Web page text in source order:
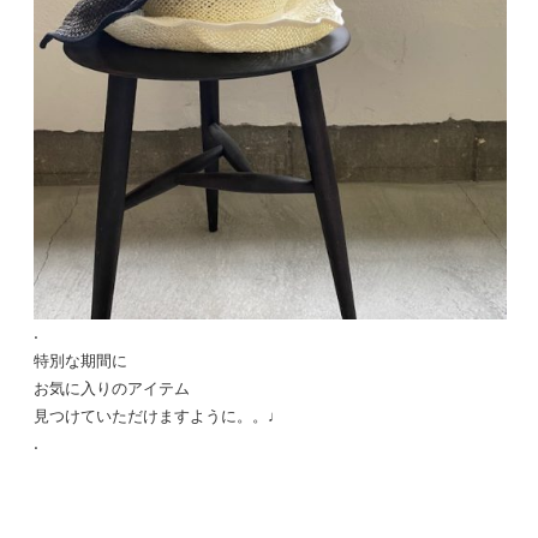
.
特別な期間に
お気に入りのアイテム
見つけていただけますように。。♩
.